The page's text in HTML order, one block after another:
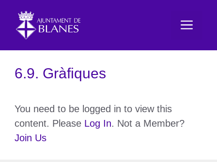
contingut
6.9. Gràfiques
You need to be logged in to view this
content. Please Log In. Not a Member?
Join Us